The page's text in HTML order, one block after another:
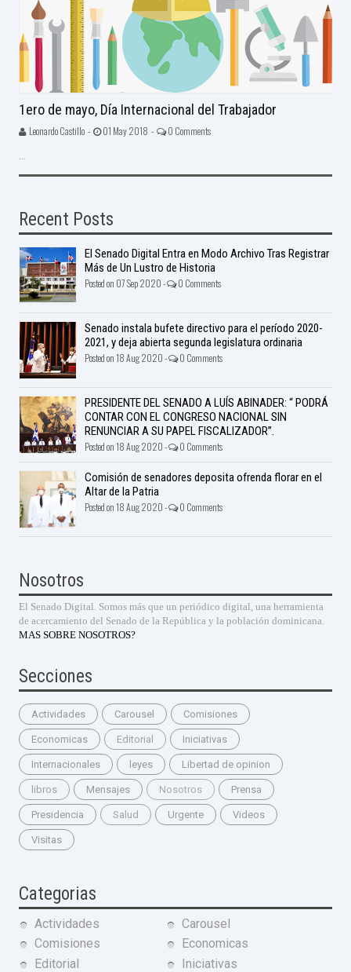
1ero de mayo, Día Internacional del Trabajador
Leonardo Castillo - 01 May 2018 - 0 Comments
...
Recent Posts
El Senado Digital Entra en Modo Archivo Tras Registrar
Más de Un Lustro de Historia
Posted on 07 Sep 2020 - 0 Comments
Senado instala bufete directivo para el período 2020-
2021, y deja abierta segunda legislatura ordinaria
Posted on 18 Aug 2020 - 0 Comments
PRESIDENTE DEL SENADO A LUÍS ABINADER: “ PODRÁ
CONTAR CON EL CONGRESO NACIONAL SIN
RENUNCIAR A SU PAPEL FISCALIZADOR”.
Posted on 18 Aug 2020 - 0 Comments
Comisión de senadores deposita ofrenda florar en el
Altar de la Patria
Posted on 18 Aug 2020 - 0 Comments
Nosotros
El Senado Digital. Somos más que un periódico digital, una herramienta
de acercamiento del Senado de la República y la población dominicana.
MAS SOBRE NOSOTROS?
Secciones
Actividades Carousel Comisiones
Economicas Editorial Iniciativas
Internacionales leyes Libertad de opinion
libros Mensajes Nosotros Prensa
Presidencia Salud Urgente Videos
Visitas
Categorias
Actividades
Carousel
Comisiones
Economicas
Editorial
Iniciativas